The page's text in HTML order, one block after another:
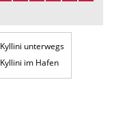
Kyllini unterwegs
Kyllini im Hafen